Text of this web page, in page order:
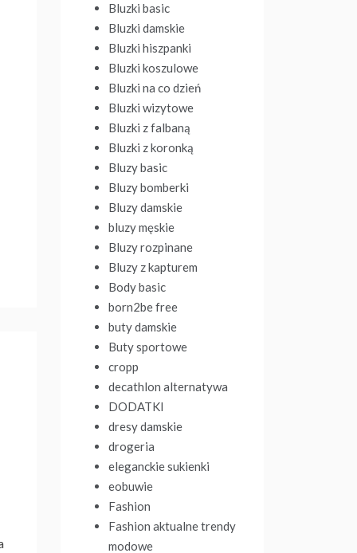
Bluzki basic
Bluzki damskie
Bluzki hiszpanki
Bluzki koszulowe
Bluzki na co dzień
Bluzki wizytowe
Bluzki z falbaną
Bluzki z koronką
Bluzy basic
Bluzy bomberki
Bluzy damskie
bluzy męskie
Bluzy rozpinane
Bluzy z kapturem
Body basic
born2be free
buty damskie
Buty sportowe
cropp
decathlon alternatywa
DODATKI
dresy damskie
drogeria
eleganckie sukienki
eobuwie
Fashion
Fashion aktualne trendy
modowe